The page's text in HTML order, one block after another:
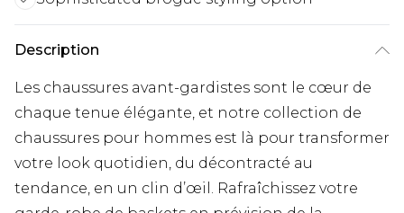
Description
Les chaussures avant-gardistes sont le cœur de
chaque tenue élégante, et notre collection de
chaussures pour hommes est là pour transformer
votre look quotidien, du décontracté au
tendance, en un clin d’œil. Rafraîchissez votre